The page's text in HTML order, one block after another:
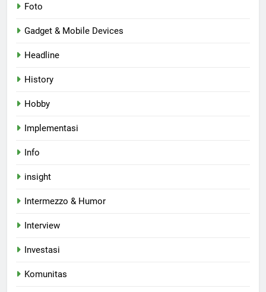
Foto
Gadget & Mobile Devices
Headline
History
Hobby
Implementasi
Info
insight
Intermezzo & Humor
Interview
Investasi
Komunitas